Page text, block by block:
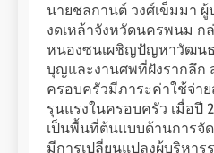
นายชลกานต์ วงศ์เข็มมา ผู้
งดเหล้าจังหวัดนครพนม ก
หนองซนเผชิญปัญหาวัฒน
บุญและงานศพที่ฝังรากลึก
ครอบครัวมีภาระค่าใช้จ่า
รุนแรงในครอบครัว เมื่อปี
เป็นพื้นที่ต้นแบบด้านการจั
มีการเปลี่ยนแปลงผู้บริหาร